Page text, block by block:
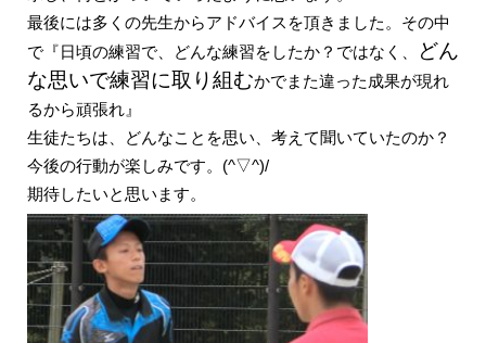
最後には多くの先生からアドバイスを頂きました。その中
で『日頃の練習で、どんな練習をしたか？ではなく、
どん
な思いで練習に取り組むかでまた違った成果が現れ
るから頑張れ』
生徒たちは、どんなことを思い、考えて聞いていたのか？
今後の行動が楽しみです。(^▽^)/
期待したいと思います。